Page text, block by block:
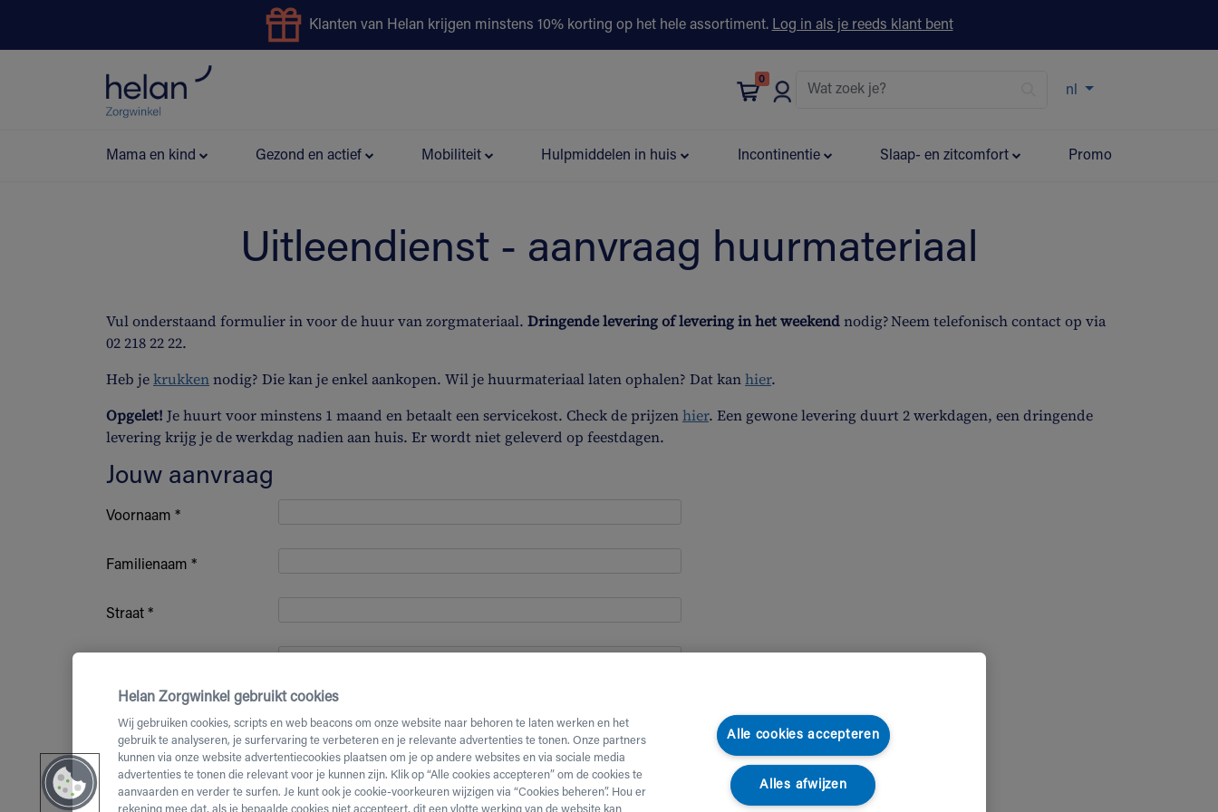
Klanten van Helan krijgen minstens 10% korting op het hele assortiment. Log in als je reeds klant bent
0
nl
Mama en kind Gezond en actief Mobiliteit Hulpmiddelen in huis Incontinentie Slaap- en zitcomfort Promo
Uitleendienst - aanvraag huurmateriaal
Vul onderstaand formulier in voor de huur van zorgmateriaal. Dringende levering of levering in het weekendnodig? Neem telefonisch contact op via
02 218 22 22.
Heb jekrukkennodig? Die kan je enkel aankopen. Wil je huurmateriaal laten ophalen? Dat kanhier.
Opgelet! Je huurt voor minstens 1 maand en betaalt een servicekost. Check de prijzenhier. Een gewone levering duurt 2 werkdagen, een dringende
levering krijg je de werkdag nadien aan huis. Er wordt niet geleverd op feestdagen.
Jouw aanvraag
Voornaam *
Familienaam *
Straat *
Postcode *
Helan Zorgwinkel gebruikt cookies
Wij gebruiken cookies, scripts en web beacons om onze website naar behoren te laten werken en het
gebruik te analyseren, je surfervaring te verbeteren en je relevante advertenties te tonen. Onze partners
kunnen via onze website advertentiecookies plaatsen om je op andere websites en via sociale media
advertenties te tonen die relevant voor je kunnen zijn. Klik op “Alle cookies accepteren” om de cookies te
aanvaarden en verder te surfen. Je kunt ook je cookie-voorkeuren wijzigen via “Cookies beheren”. Hou er
Alle cookies accepteren
Alles afwijzen